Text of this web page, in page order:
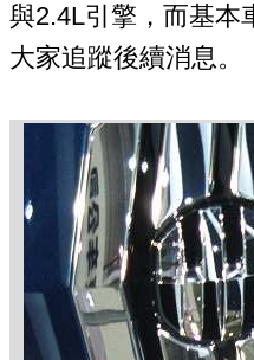
與2.4L引擎，而基本
大家追蹤後續消息。